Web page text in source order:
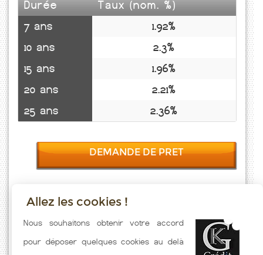
Durée
Taux (nom. %)
7 ans
1.92%
10 ans
2.3%
15 ans
1.96%
20 ans
2.21%
25 ans
2.36%
DEMANDE DE PRET
Taux emprunt actualisés (Louvigny) toutes les semaines. Taux
Immobilier pratiqués par nos partenaires bancaires. Meilleur Taux
hors assurance. Taux crédit immobilier indicatif fonction des
Allez les cookies !
Nous souhaitons obtenir votre accord
pour déposer quelques cookies au delà